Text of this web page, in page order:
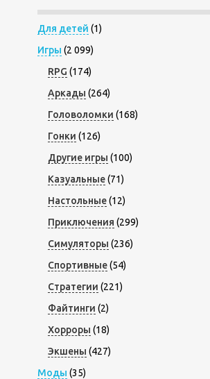
Для детей (1)
Игры (2 099)
RPG (174)
Аркады (264)
Головоломки (168)
Гонки (126)
Другие игры (100)
Казуальные(71)
Настольные(12)
Приключения (299)
Симуляторы (236)
Спортивные(54)
Стратегии (221)
Файтинги (2)
Хорроры (18)
Экшены (427)
Моды (35)